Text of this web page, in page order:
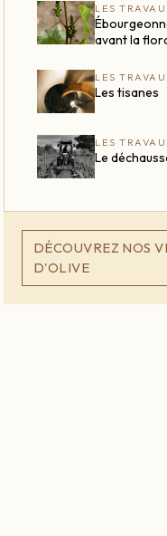
LES
avant la
LES
Les tisanes
LES
Le
DÉCOUVREZ NOS
D'OLIVE